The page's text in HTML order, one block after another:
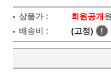
상품가 : 회원공개 원
배송비 :
(고정) !